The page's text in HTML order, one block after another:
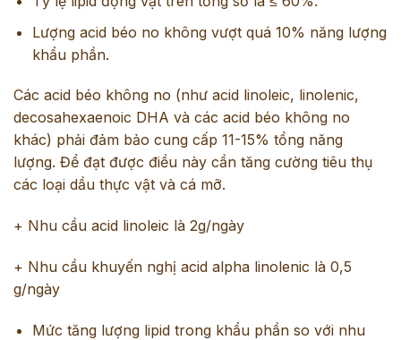
Lượng acid béo no không vượt quá 10% năng lượng
khẩu phần.
Các acid béo không no (như acid linoleic, linolenic,
decosahexaenoic DHA và các acid béo không no
khác) phải đảm bảo cung cấp 11-15% tổng năng
lượng. Để đạt được điều này cần tăng cường tiêu thụ
các loại dầu thực vật và cá mỡ.
+ Nhu cầu acid linoleic là 2g/ngày
+ Nhu cầu khuyến nghị acid alpha linolenic là 0,5
g/ngày
Mức tăng lượng lipid trong khẩu phần so với nhu